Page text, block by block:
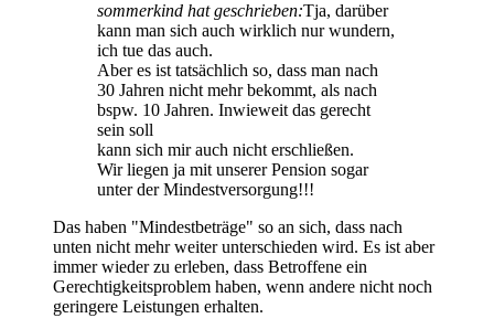
sommerkind hat geschrieben:Tja, darüber
kann man sich auch wirklich nur wundern,
ich tue das auch.
Aber es ist tatsächlich so, dass man nach
30 Jahren nicht mehr bekommt, als nach
bspw. 10 Jahren. Inwieweit das gerecht
sein soll
kann sich mir auch nicht erschließen.
Wir liegen ja mit unserer Pension sogar
unter der Mindestversorgung!!!
Das haben "Mindestbeträge" so an sich, dass nach
unten nicht mehr weiter unterschieden wird. Es ist aber
immer wieder zu erleben, dass Betroffene ein
Gerechtigkeitsproblem haben, wenn andere nicht noch
geringere Leistungen erhalten.